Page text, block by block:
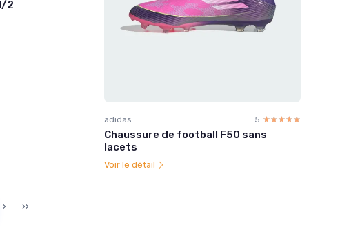
2
adidas 5 ☆☆☆☆☆
★★★★★
Chaussure de football F50 sans
lacets
Voir le détail
› ››